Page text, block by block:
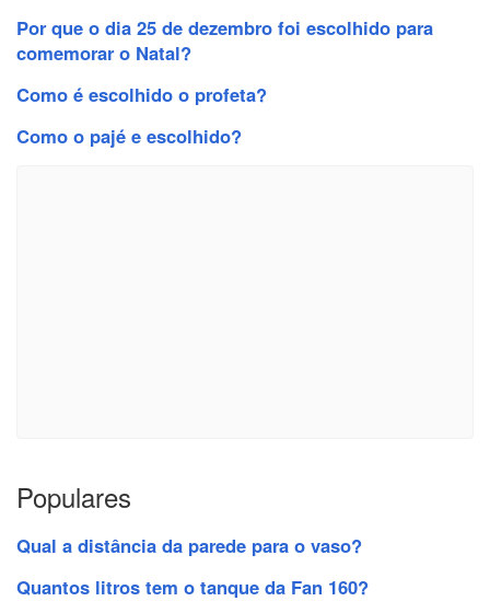
Por que o dia 25 de dezembro foi escolhido para
comemorar o Natal?
Como é escolhido o profeta?
Como o pajé e escolhido?
Populares
Qual a distância da parede para o vaso?
Quantos litros tem o tanque da Fan 160?